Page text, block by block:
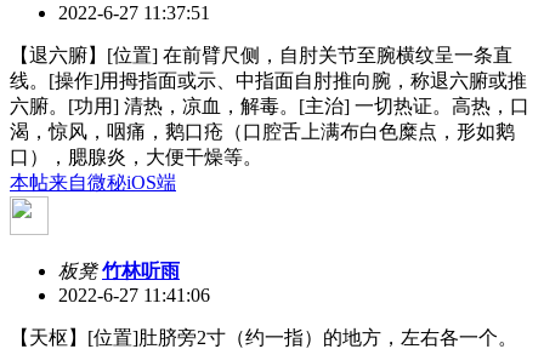
2022-6-27 11:37:51
【退六腑】[位置] 在前臂尺侧，自肘关节至腕横纹呈一条直
线。[操作]用拇指面或示、中指面自肘推向腕，称退六腑或推
六腑。[功用] 清热，凉血，解毒。[主治] 一切热证。高热，口
渴，惊风，咽痛，鹅口疮（口腔舌上满布白色糜点，形如鹅
口），腮腺炎，大便干燥等。
本帖来自微秘iOS端
板凳 竹林听雨
2022-6-27 11:41:06
【天枢】[位置]肚脐旁2寸（约一指）的地方，左右各一个。